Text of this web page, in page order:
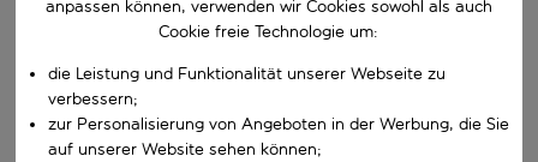
Wähle ein Ab- und Rückflugdatum aus.
Reisezeitraum wählen
Wer
anpassen können, verwenden wir Cookies sowohl als auch
Cookie freie Technologie um:
die Leistung und Funktionalität unserer Webseite zu
verbessern;
zur Personalisierung von Angeboten in der Werbung, die Sie
auf unserer Website sehen können;